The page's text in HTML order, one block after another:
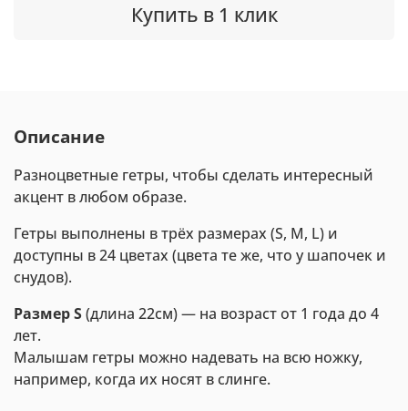
Купить в 1 клик
Описание
Разноцветные гетры, чтобы сделать интересный
акцент в любом образе.
Гетры выполнены в трёх размерах (S, M, L) и
доступны в 24 цветах (цвета те же, что у шапочек и
снудов).
Размер S(длина 22см) — на возраст от 1 года до 4
лет.
Малышам гетры можно надевать на всю ножку,
например, когда их носят в слинге.